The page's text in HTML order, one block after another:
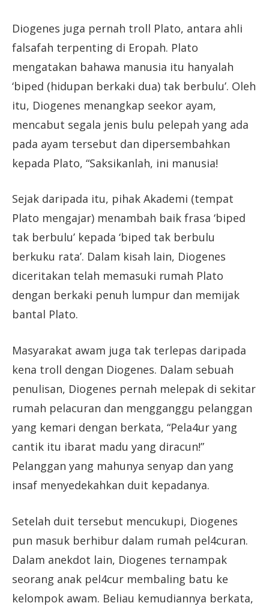
Diogenes juga pernah troll Plato, antara ahli
falsafah terpenting di Eropah. Plato
mengatakan bahawa manusia itu hanyalah
‘biped (hidupan berkaki dua) tak berbulu’. Oleh
itu, Diogenes menangkap seekor ayam,
mencabut segala jenis bulu pelepah yang ada
pada ayam tersebut dan dipersembahkan
kepada Plato, “Saksikanlah, ini manusia!
Sejak daripada itu, pihak Akademi (tempat
Plato mengajar) menambah baik frasa ‘biped
tak berbulu’ kepada ‘biped tak berbulu
berkuku rata’. Dalam kisah lain, Diogenes
diceritakan telah memasuki rumah Plato
dengan berkaki penuh lumpur dan memijak
bantal Plato.
Masyarakat awam juga tak terlepas daripada
kena troll dengan Diogenes. Dalam sebuah
penulisan, Diogenes pernah melepak di sekitar
rumah pelacuran dan mengganggu pelanggan
yang kemari dengan berkata, “Pela4ur yang
cantik itu ibarat madu yang diracun!”
Pelanggan yang mahunya senyap dan yang
insaf menyedekahkan duit kepadanya.
Setelah duit tersebut mencukupi, Diogenes
pun masuk berhibur dalam rumah pel4curan.
Dalam anekdot lain, Diogenes ternampak
seorang anak pel4cur membaling batu ke
kelompok awam. Beliau kemudiannya berkata,